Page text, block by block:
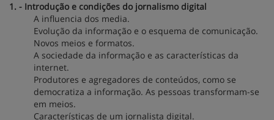
1. - Introdução e condições do jornalismo digital
A influencia dos media.
Evolução da informação e o esquema de comunicação.
Novos meios e formatos.
A sociedade da informação e as características da
internet.
Produtores e agregadores de conteúdos, como se
democratiza a informação. As pessoas transformam-se
em meios.
Características de um jornalista digital.